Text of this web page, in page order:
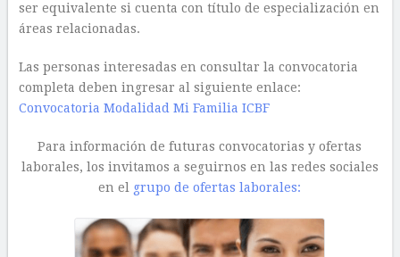
ser equivalente si cuenta con título de especialización en
áreas relacionadas.
Las personas interesadas en consultar la convocatoria
completa deben ingresar al siguiente enlace:
Convocatoria Modalidad Mi Familia ICBF
Para información de futuras convocatorias y ofertas
laborales, los invitamos a seguirnos en las redes sociales
en el grupo de ofertas laborales: